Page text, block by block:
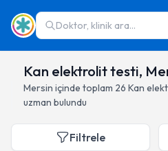
Doktor, klinik ara...
Kan elektrolit testi,
Mersin içinde toplam 26 Kan
uzman bulundu
Filtrele